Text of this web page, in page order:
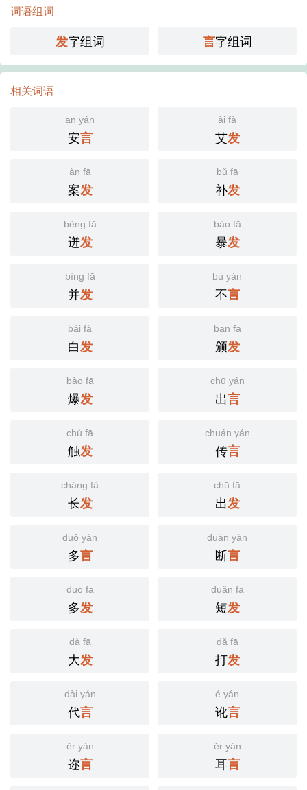
词语组词
发字组词 言字组词
相关词语
ān yán
安言
ài fà
艾发
àn fā
案发
bǔ fā
补发
bèng fā
迸发
bào fā
暴发
bìng fā
并发
bù yán
不言
bái fà
白发
bān fā
颁发
bào fā
爆发
chū yán
出言
chù fā
触发
chuán yán
传言
cháng fà
长发
chū fā
出发
duō yán
多言
duàn yán
断言
duō fā
多发
duǎn fā
短发
dà fā
大发
dǎ fā
打发
dài yán
代言
é yán
讹言
ěr yán
迩言
ěr yán
耳言